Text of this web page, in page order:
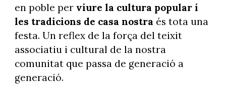
en poble per viure la cultura popular i
les tradicions de casa nostra és tota una
festa. Un reflex de la força del teixit
associatiu i cultural de la nostra
comunitat que passa de generació a
generació.